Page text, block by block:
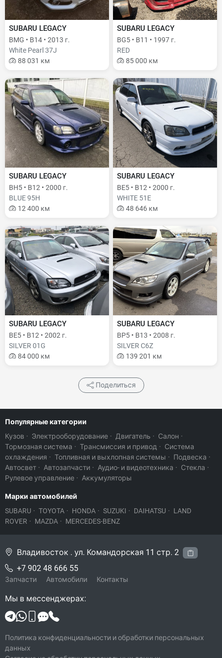
SUBARU LEGACY
BMG • B14 • 2013 г.
White Pearl 37J
88 031 км
SUBARU LEGACY
BG5 • B11 • 1997 г.
RED
85 000 км
SUBARU LEGACY
BH5 • B12 • 2000 г.
BLUE 95H
12 400 км
SUBARU LEGACY
BE5 • B12 • 2000 г.
WHITE 51E
48 646 км
SUBARU LEGACY
BE5 • B12 • 2002 г.
SILVER 01G
84 000 км
SUBARU LEGACY
BP5 • B13 • 2008 г.
SILVER C6Z
139 201 км
Поделиться
Популярные категории
Кузов · Электрооборудование · Двигатель · Салон ·
Тормозная система · Трансмиссия и привод · Система
охлаждения · Топливная и выхлопная системы · Подвеска ·
Автосвет · Автозапчасти · Аудио- и видеотехника · Стекла ·
Рулевое управление · Аккумуляторы
Марки автомобилей
SUBARU · TOYOTA · HONDA · SUZUKI · DAIHATSU · LAND
ROVER · MAZDA · MERCEDES-BENZ
Владивосток . ул. Командорская 11 стр. 2
+7 902 48 666 55
Запчасти Автомобили Контакты
Мы в мессенджерах:
Политика конфиденциальности и обработки персональных
данных